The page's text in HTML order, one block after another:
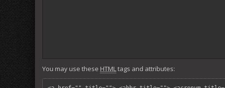
You may use these HTMLtags and attributes: